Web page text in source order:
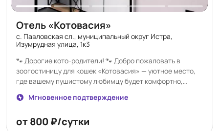
Отель «Котовасия»
с. Павловская сл., муниципальный округ Истра,
Изумрудная улица, 1к3
🐾 Дорогие кото-родители! 🐾 Добро пожаловать в
зоогостиницу для кошек «Котовасия» — уютное место,
где вашему пушистому любимцу будет комфортно,
Просторные и чистые номера 🍽 Индивидуальный подход
Фото- и видеоотчёты для хозяев 📅 Открыто
Мгновенное подтверждение
от 800 ₽/сутки